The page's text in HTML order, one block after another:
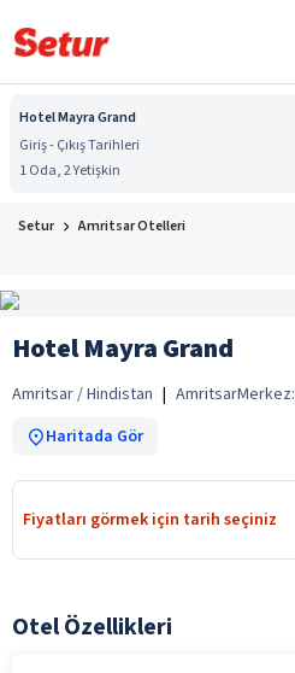
Hotel Mayra Grand
Giriş - Çıkış Tarihleri
1 Oda, 2 Yetişkin
Setur Amritsar Otelleri
Hotel Mayra Grand
Amritsar / Hindistan | AmritsarMerkez:
Haritada Gör
Fiyatları görmek için tarih seçiniz
Otel Özellikleri